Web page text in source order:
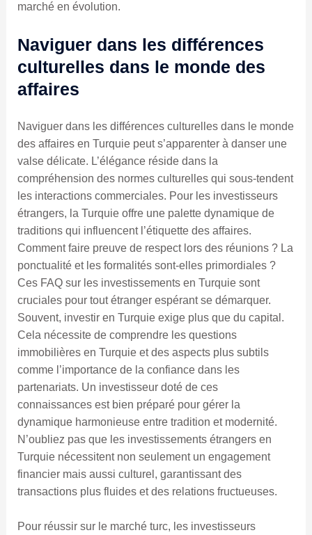
marché en évolution.
Naviguer dans les différences
culturelles dans le monde des
affaires
Naviguer dans les différences culturelles dans le monde
des affaires en Turquie peut s’apparenter à danser une
valse délicate. L’élégance réside dans la
compréhension des normes culturelles qui sous-tendent
les interactions commerciales. Pour les investisseurs
étrangers, la Turquie offre une palette dynamique de
traditions qui influencent l’étiquette des affaires.
Comment faire preuve de respect lors des réunions ? La
ponctualité et les formalités sont-elles primordiales ?
Ces FAQ sur les investissements en Turquie sont
cruciales pour tout étranger espérant se démarquer.
Souvent, investir en Turquie exige plus que du capital.
Cela nécessite de comprendre les questions
immobilières en Turquie et des aspects plus subtils
comme l’importance de la confiance dans les
partenariats. Un investisseur doté de ces
connaissances est bien préparé pour gérer la
dynamique harmonieuse entre tradition et modernité.
N’oubliez pas que les investissements étrangers en
Turquie nécessitent non seulement un engagement
financier mais aussi culturel, garantissant des
transactions plus fluides et des relations fructueuses.
Pour réussir sur le marché turc, les investisseurs